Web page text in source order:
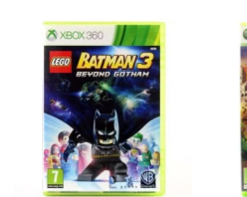
har
flere
varianter.
Mulighederne
kan
vælges
på
varesiden